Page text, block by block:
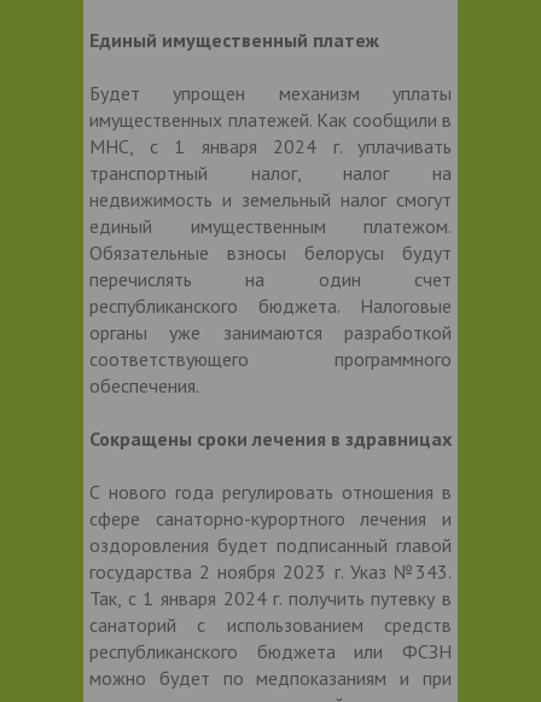
Единый имущественный платеж
Будет упрощен механизм уплаты
имущественных платежей. Как сообщили в
МНС, с 1 января 2024 г. уплачивать
транспортный налог, налог на
недвижимость и земельный налог смогут
единый имущественным платежом.
Обязательные взносы белорусы будут
перечислять на один счет
республиканского бюджета. Налоговые
органы уже занимаются разработкой
соответствующего программного
обеспечения.
Сокращены сроки лечения в здравницах
С нового года регулировать отношения в
сфере санаторно-курортного лечения и
оздоровления будет подписанный главой
государства 2 ноября 2023 г. Указ №343.
Так, с 1 января 2024 г. получить путевку в
санаторий с использованием средств
республиканского бюджета или ФСЗН
можно будет по медпоказаниям и при